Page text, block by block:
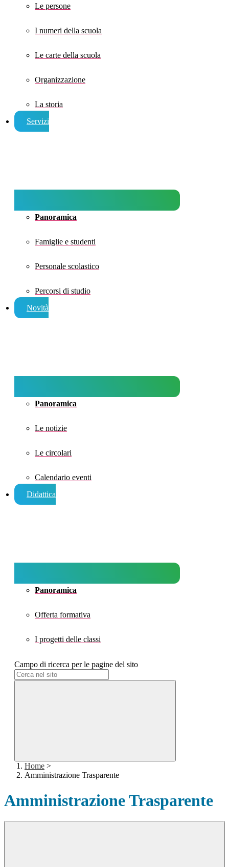
Le persone
I numeri della scuola
Le carte della scuola
Organizzazione
La storia
Servizi
Panoramica
Famiglie e studenti
Personale scolastico
Percorsi di studio
Novità
Panoramica
Le notizie
Le circolari
Calendario eventi
Didattica
Panoramica
Offerta formativa
I progetti delle classi
Campo di ricerca per le pagine del sito
Home >
Amministrazione Trasparente
Amministrazione Trasparente